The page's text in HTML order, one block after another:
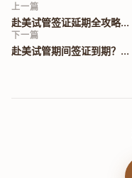
上一篇
赴美试管签证延期全攻略...
下一篇
赴美试管期间签证到期？...